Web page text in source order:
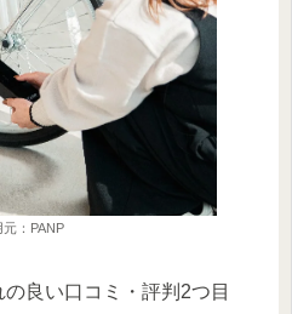
元：PANP
良い口コミ・評判2つ目